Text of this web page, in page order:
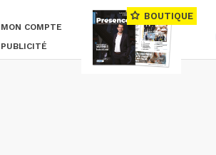
MON COMPTE
PUBLICITÉ
BOUTIQUE